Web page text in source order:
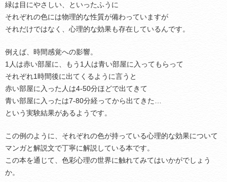
緑は目にやさしい、といったふうに
それぞれの色には物理的な性質が備わっていますが
それだけではなく、心理的な効果も存在しているんです。
例えば、時間感覚への影響。
1人は赤い部屋に、もう1人は青い部屋に入ってもらって
それぞれ1時間後に出てくるように言うと
赤い部屋に入った人は4-50分ほどで出てきて
青い部屋に入ったは7-80分経ってから出てきた…
という実験結果があるようです。
この例のように、それぞれの色が持っている心理的な効果について
マンガと解説文で丁寧に解説している本です。
この本を通じて、色彩心理の世界に触れてみてはいかがでしょう
か。